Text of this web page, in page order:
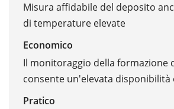
Misura affidabile del deposito
di temperature elevate
Economico
Il monitoraggio della formazione
consente un'elevata disponibilità
Pratico